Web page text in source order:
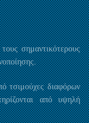
σημαντικότερους
τσιμούχες διαφόρων
από υψηλή